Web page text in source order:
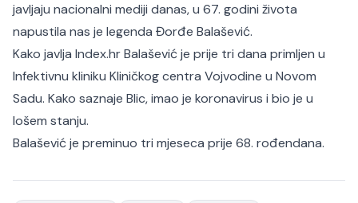
javljaju nacionalni mediji danas, u 67. godini života
napustila nas je legenda Đorđe Balašević.
Kako javlja Index.hrBalašević je prije tri dana primljen u
Infektivnu kliniku Kliničkog centra Vojvodine u Novom
Sadu. Kako saznaje Blic, imao je koronavirus i bio je u
lošem stanju.
Balašević je preminuo tri mjeseca prije 68. rođendana.